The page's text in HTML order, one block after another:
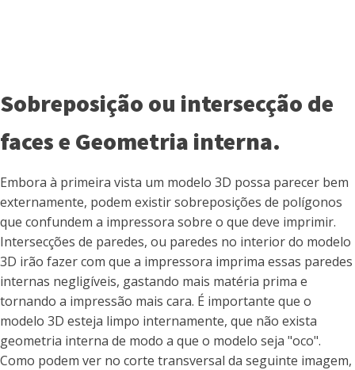
Sobreposição ou intersecção de
faces e Geometria interna.
Embora à primeira vista um modelo 3D possa parecer bem
externamente, podem existir sobreposições de polígonos
que confundem a impressora sobre o que deve imprimir.
Intersecções de paredes, ou paredes no interior do modelo
3D irão fazer com que a impressora imprima essas paredes
internas negligíveis, gastando mais matéria prima e
tornando a impressão mais cara. É importante que o
modelo 3D esteja limpo internamente, que não exista
geometria interna de modo a que o modelo seja "oco".
Como podem ver no corte transversal da seguinte imagem,